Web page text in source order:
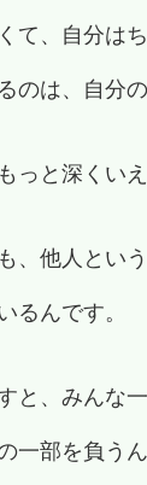
て、自分は
のは、自分
っと深くい
、他人とい
るんです。
と、みんな
一部を負うん